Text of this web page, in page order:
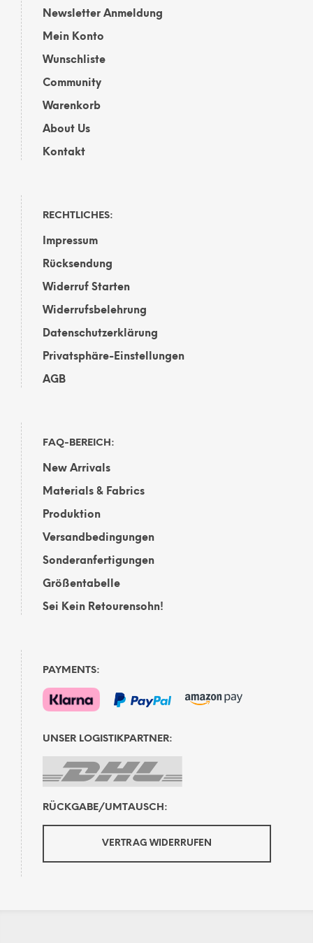
Newsletter Anmeldung
Mein Konto
Wunschliste
Community
Warenkorb
About Us
Kontakt
RECHTLICHES:
Impressum
Rücksendung
Widerruf Starten
Widerrufsbelehrung
Datenschutzerklärung
Privatsphäre-Einstellungen
AGB
FAQ-BEREICH:
New Arrivals
Materials & Fabrics
Produktion
Versandbedingungen
Sonderanfertigungen
Größentabelle
Sei Kein Retourensohn!
PAYMENTS:
UNSER LOGISTIKPARTNER:
RÜCKGABE/UMTAUSCH:
VERTRAG WIDERRUFEN